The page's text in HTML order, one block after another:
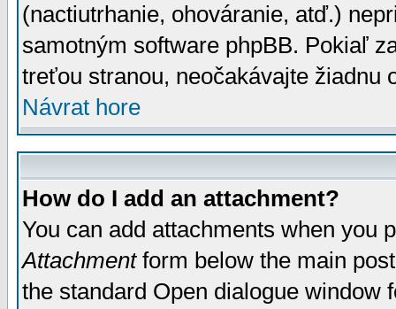
(nactiutrhanie, ohováranie, atď.)
samotným software phpBB. Pokiaľ
treťou stranou, neočakávajte žiadnu
Návrat hore
How do I add an attachment?
You can add attachments when you
Attachmentform below the main
the standard Open dialogue window